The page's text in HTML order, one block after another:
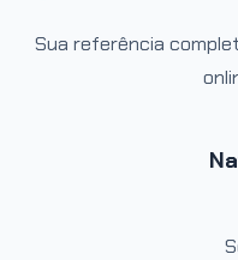
Sua referência